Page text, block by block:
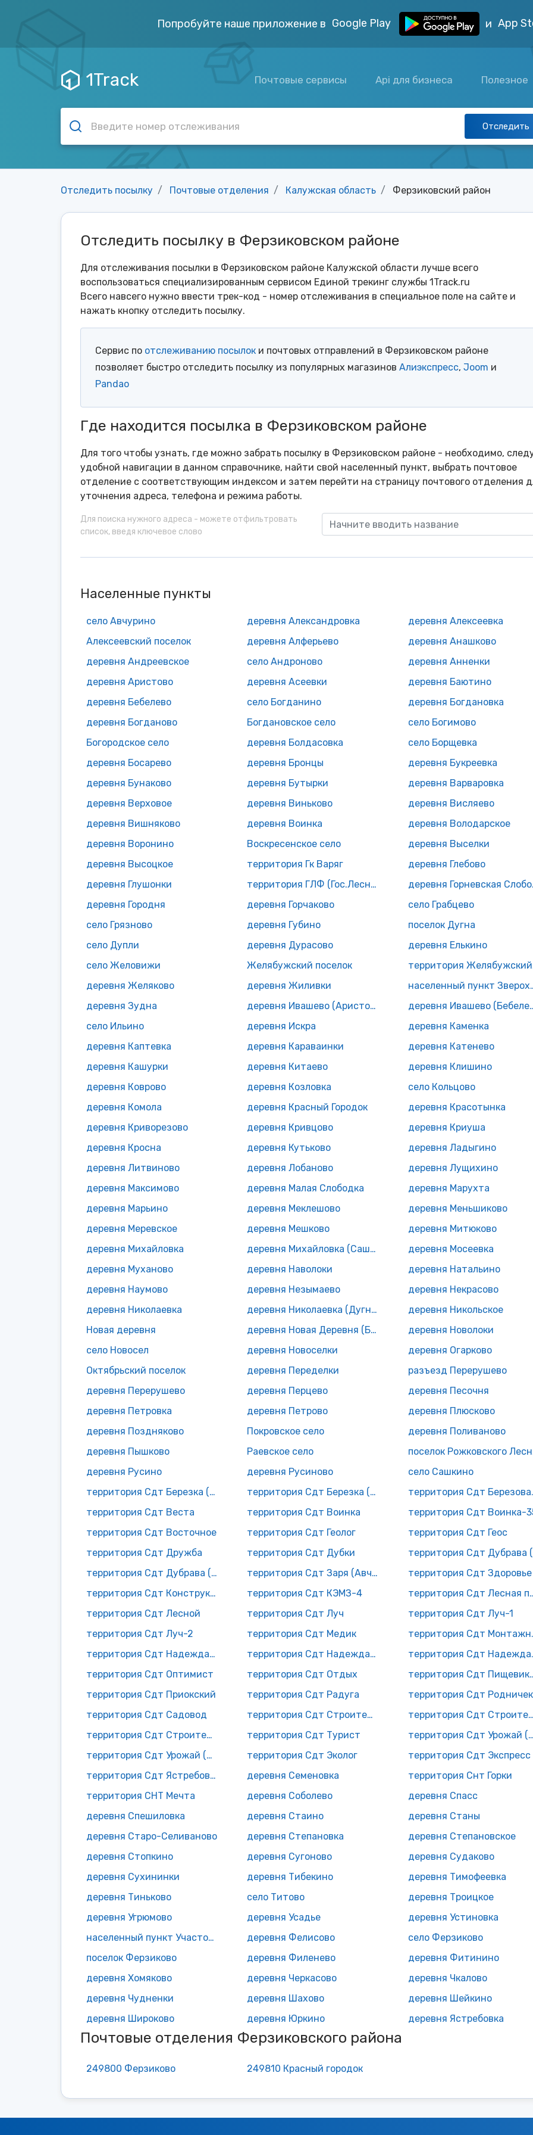
Попробуйте наше приложение в Google Play и App
1Track Почтовые сервисы Api для бизнеса Полезное
Отследить
Отследить посылку Почтовые отделения Калужская область Ферзиковский район
Отследить посылку в Ферзиковском районе
Для отслеживания посылки в Ферзиковском районе Калужской области лучше всего
воспользоваться специализированным сервисом Единой трекинг службы 1Track.ru
Всего навсего нужно ввести трек-код - номер отслеживания в специальное поле на сайте и
нажать кнопку отследить посылку.
Сервис по отслеживанию посылок и почтовых отправлений в Ферзиковском районе
позволяет быстро отследить посылку из популярных магазинов Алиэкспресс, Joom и
Pandao
Где находится посылка в Ферзиковском районе
Для того чтобы узнать, где можно забрать посылку в Ферзиковском районе - необходимо,
удобной навигации в данном справочнике, найти свой населенный пункт, выбрать почтовое
отделение с соответствующим индексом и затем перейти на страницу почтового отделения
уточнения адреса, телефона и режима работы.
Для поиска нужного адреса - можете отфильтровать
список, введя ключевое слово
Населенные пункты
село Авчурино деревня Александровка
деревня Алексеевка
Алексеевский поселок
деревня Алферьево
деревня Анашково
деревня Андреевское
село Андроново
деревня Анненки
деревня Аристово
деревня Асеевки
деревня Баютино
деревня Бебелево
село Богданино
деревня Богдановка
деревня Богданово
Богдановское село
село Богимово
Богородское село
деревня Болдасовка
село Борщевка
деревня Босарево
деревня Бронцы
деревня Букреевка
деревня Бунаково
деревня Бутырки
деревня Варваровка
деревня Верховое
деревня Виньково
деревня Висляево
деревня Вишняково
деревня Воинка
деревня Володарское
деревня Воронино
Воскресенское село
деревня Выселки
деревня Высоцкое
территория Гк Варяг
деревня Глебово
деревня Глушонки
территория ГЛФ (Гос.Лесной Фонд)
деревня Городня
деревня Горчаково
село Грабцево
село Грязново
деревня Губино
поселок Дугна
село Дупли
деревня Дурасово
деревня Елькино
село Желовижи
Желябужский поселок
деревня Желяково
деревня Жиливки
деревня Зудна
деревня Ивашево (Аристовский с/с)
деревня
село Ильино
деревня Искра
деревня Каменка
деревня Каптевка
деревня Караваинки
деревня Катенево
деревня Кашурки
деревня Китаево
деревня Клишино
деревня Коврово
деревня Козловка
село Кольцово
деревня Комола
деревня Красный Городок
деревня Красотынка
деревня Криворезово
деревня Кривцово
деревня Криуша
деревня Кросна
деревня Кутьково
деревня Ладыгино
деревня Литвиново
деревня Лобаново
деревня Лущихино
деревня Максимово
деревня Малая Слободка
деревня Марухта
деревня Марьино
деревня Меклешово
деревня Меньшиково
деревня Меревское
деревня Мешково
деревня Митюково
деревня Михайловка
деревня Михайловка (Сашкинский с/с)
деревня Мосеевка
деревня Муханово
деревня Наволоки
деревня Натальино
деревня Наумово
деревня Незымаево
деревня Некрасово
деревня Николаевка
деревня Николаевка (Дугнинский с/с)
деревня Никольское
Новая деревня
деревня Новая Деревня (Бебелевский с/с)
деревня Новолоки
село Новосел
деревня Новоселки
деревня Огарково
Октябрьский поселок
деревня Переделки
разъезд Перерушево
деревня Перерушево
деревня Перцево
деревня Песочня
деревня Петровка
деревня Петрово
деревня Плюсково
деревня Поздняково
Покровское село
деревня Поливаново
деревня Пышково
Раевское село
деревня Русино
деревня Русиново
село Сашкино
территория Сдт Березка (Городня)
территория Сдт Березка (Кросна)
территория Сдт Веста
территория Сдт Воинка
территория Сдт Воинка-
территория Сдт Восточное
территория Сдт Геолог
территория Сдт Геос
территория Сдт Дружба
территория Сдт Дубки
территория Сдт Дубрава (Коптевка)
территория Сдт Заря (Авчурино)
территория Сдт Здоровье
территория Сдт Конструктор
территория Сдт КЭМЗ-4
территория Сдт Лесной
территория Сдт Луч
территория Сдт Луч-1
территория Сдт Луч-2
территория Сдт Медик
территория Сдт Надежда (Желябужский)
территория Сдт Надежда (Фелисово)
территория Сдт Оптимист
территория Сдт Отдых
территория Сдт Приокский
территория Сдт Радуга
территория Сдт Родничек
территория Сдт Садовод
территория Сдт Строитель-3
территория Сдт Строитель (Катенево)
территория Сдт Строитель (Незымаево)
территория Сдт Турист
территория Сдт Урожай (Воинка)
территория Сдт Урожай (Катенево)
территория Сдт Эколог
территория Сдт Экспресс
территория Сдт Ястребовское
деревня Семеновка
территория Снт Горки
территория СНТ Мечта
деревня Соболево
деревня Спасс
деревня Спешиловка
деревня Стаино
деревня Станы
деревня Старо-Селиваново
деревня Степановка
деревня Степановское
деревня Стопкино
деревня Сугоново
деревня Судаково
деревня Сухининки
деревня Тибекино
деревня Тимофеевка
деревня Тиньково
село Титово
деревня Троицкое
деревня Угрюмово
деревня Усадье
деревня Устиновка
населенный пункт Участок Калужская ГНС
деревня Фелисово
село Ферзиково
поселок Ферзиково
деревня Филенево
деревня Фитинино
деревня Хомяково
деревня Черкасово
деревня Чкалово
деревня Чудненки
деревня Шахово
деревня Шейкино
деревня Широково
деревня Юркино деревня Ястребовка
Почтовые отделения Ферзиковского района
249800 Ферзиково 249810 Красный городок